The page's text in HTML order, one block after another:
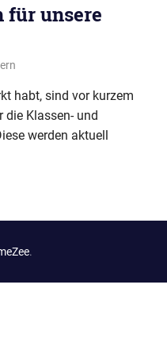
für unsere
habt, sind vor kurzem
die Klassen- und
werden aktuell
.